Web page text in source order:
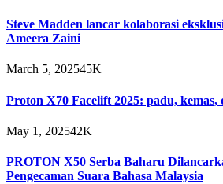
Steve Madden lancar kolaborasi
Ameera Zaini
March 5, 202545K
Proton X70 Facelift 2025: padu, kemas,
May 1, 202542K
PROTON X50 Serba Baharu
Pengecaman Suara Bahasa Malaysia